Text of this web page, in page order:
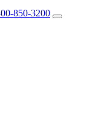
850-3200